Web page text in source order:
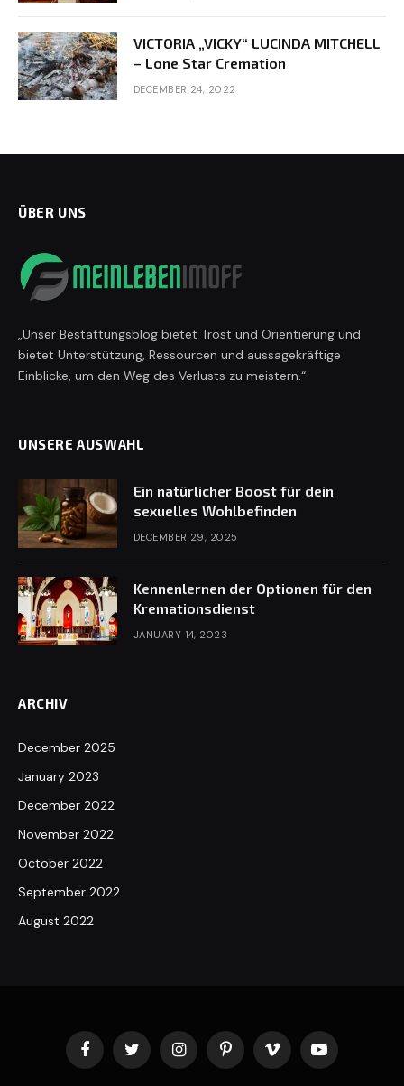
VICTORIA „VICKY“ LUCINDA MITCHELL
– Lone Star Cremation
DECEMBER 24, 2022
ÜBER UNS
„Unser Bestattungsblog bietet Trost und Orientierung und
bietet Unterstützung, Ressourcen und aussagekräftige
Einblicke, um den Weg des Verlusts zu meistern.“
UNSERE AUSWAHL
Ein natürlicher Boost für dein
sexuelles Wohlbefinden
DECEMBER 29, 2025
Kennenlernen der Optionen für den
Kremationsdienst
JANUARY 14, 2023
ARCHIV
December 2025
January 2023
December 2022
November 2022
October 2022
September 2022
August 2022
FacebookTwitter InstagramPinterestVimeo YouTube